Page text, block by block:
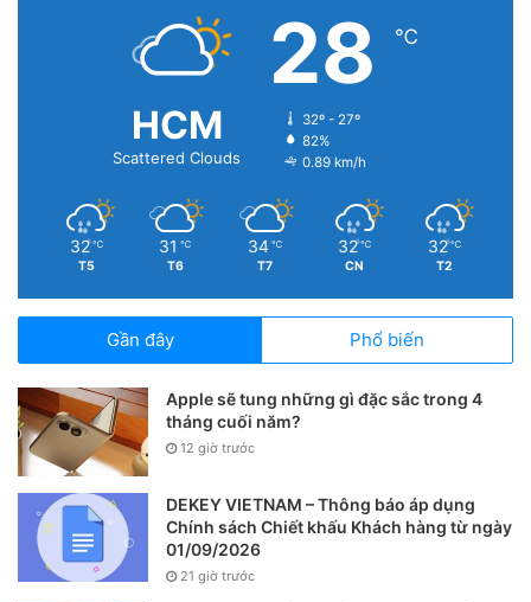
Bước 2:Chọn Tất cả ảnh > Chọn ảnh nền vừa tải.
HCM
Scattered Clouds
28 ℃
32º - 27º
82%
0.89 km/h
32 ℃
T5
31 ℃
T6
34 ℃
T7
32 ℃
CN
32 ℃
T2
Gần đây Phổ biến
Apple sẽ tung những gì đặc sắc trong 4
tháng cuối năm?
12 giờ trước
DEKEY VIETNAM – Thông báo áp dụng
Chính sách Chiết khấu Khách hàng từ ngày
01/09/2026
21 giờ trước